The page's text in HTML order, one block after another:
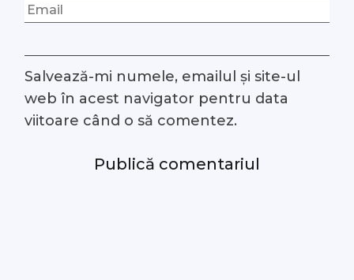
Salvează-mi numele, emailul și site-ul
web în acest navigator pentru data
viitoare când o să comentez.